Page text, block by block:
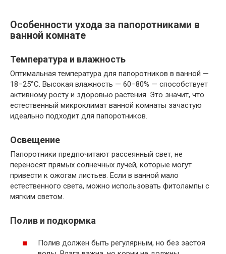
Особенности ухода за папоротниками в
ванной комнате
Температура и влажность
Оптимальная температура для папоротников в ванной —
18–25°C. Высокая влажность — 60–80% — способствует
активному росту и здоровью растения. Это значит, что
естественный микроклимат ванной комнаты зачастую
идеально подходит для папоротников.
Освещение
Папоротники предпочитают рассеянный свет, не
переносят прямых солнечных лучей, которые могут
привести к ожогам листьев. Если в ванной мало
естественного света, можно использовать фитолампы с
мягким светом.
Полив и подкормка
Полив должен быть регулярным, но без застоя